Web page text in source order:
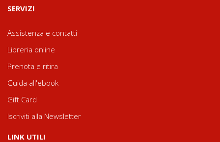
SERVIZI
Assistenza e contatti
Libreria online
Prenota e ritira
Guida all'ebook
Gift Card
Iscriviti alla Newsletter
LINK UTILI